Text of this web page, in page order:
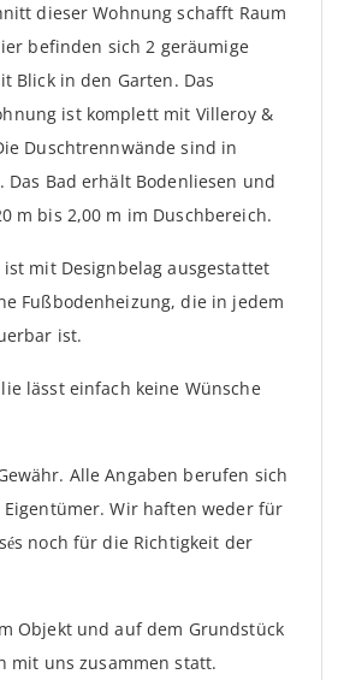
dieser Wohnung schafft Raum
befinden sich 2 geräumige
Blick in den Garten. Das
ist komplett mit Villeroy &
Duschtrennwände sind in
Das Bad erhält Bodenliesen und
m bis 2,00 m im Duschbereich.
ist mit Designbelag ausgestattet
Fußbodenheizung, die in jedem
ist.
lässt einfach keine Wünsche
Alle Angaben berufen sich
Eigentümer. Wir haften weder für
noch für die Richtigkeit der
Objekt und auf dem Grundstück
mit uns zusammen statt.